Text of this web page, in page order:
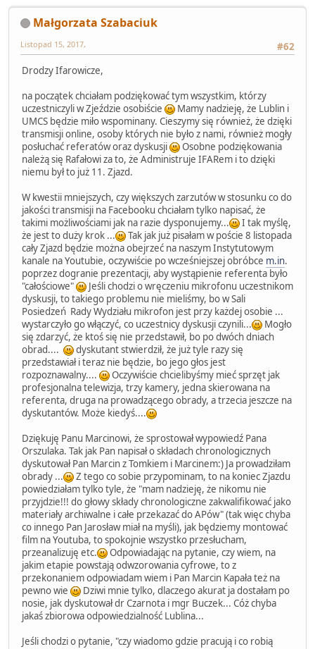
Małgorzata Szabaciuk
#62
Listopad 15, 2017,
Drodzy Ifarowicze,
na początek chciałam podziękować tym wszystkim, którzy
uczestniczyli w Zjeździe osobiście
Mamy nadzieję, że Lublin i
UMCS będzie miło wspominany. Cieszymy się również, że dzięki
transmisji online, osoby których nie było z nami, również mogły
posłuchać referatów oraz dyskusji
Osobne podziękowania
należą się Rafałowi za to, że Administruje IFARem i to dzięki
niemu był to już 11. Zjazd.
W kwestii mniejszych, czy większych zarzutów w stosunku co do
jakości transmisji na Facebooku chciałam tylko napisać, że
takimi możliwościami jak na razie dysponujemy...
I tak myślę,
że jest to duży krok ...
Tak jak już pisałam w poście 8 listopada
cały Zjazd będzie można obejrzeć na naszym Instytutowym
kanale na Youtubie, oczywiście po wcześniejszej obróbce m.in.
poprzez dogranie prezentacji, aby wystąpienie referenta było
"całościowe"
Jeśli chodzi o wręczeniu mikrofonu uczestnikom
dyskusji, to takiego problemu nie mieliśmy, bo w Sali
Posiedzeń Rady Wydziału mikrofon jest przy każdej osobie ...
wystarczyło go włączyć, co uczestnicy dyskusji czynili...
Mogło
się zdarzyć, że ktoś się nie przedstawił, bo po dwóch dniach
obrad....
dyskutant stwierdził, że już tyle razy się
przedstawiał i teraz nie będzie, bo jego głos jest
rozpoznawalny....
Oczywiście chcielibyśmy mieć sprzęt jak
profesjonalna telewizja, trzy kamery, jedna skierowana na
referenta, druga na prowadzącego obrady, a trzecia jeszcze na
dyskutantów. Może kiedyś....
Dziękuję Panu Marcinowi, że sprostował wypowiedź Pana
Orszulaka. Tak jak Pan napisał o składach chronologicznych
dyskutował Pan Marcin z Tomkiem i Marcinem:) Ja prowadziłam
obrady ...
Z tego co sobie przypominam, to na koniec Zjazdu
powiedziałam tylko tyle, że "mam nadzieję, że nikomu nie
przyjdzie!!! do głowy składy chronologiczne zakwalifikować jako
materiały archiwalne i całe przekazać do APów" (tak więc chyba
co innego Pan Jarosław miał na myśli), jak będziemy montować
film na Youtuba, to spokojnie wszystko przesłucham,
przeanalizuję etc.
Odpowiadając na pytanie, czy wiem, na
jakim etapie powstają odwzorowania cyfrowe, to z
przekonaniem odpowiadam wiem i Pan Marcin Kapała też na
pewno wie
Dziwi mnie tylko, dlaczego akurat ja dostałam po
nosie, jak dyskutował dr Czarnota i mgr Buczek... Cóż chyba
jakaś zbiorowa odpowiedzialność Lublina...
Jeśli chodzi o pytanie, "czy wiadomo gdzie pracują i co robią